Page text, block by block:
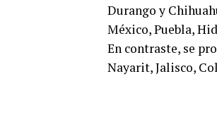
Durango y
México, Puebla,
En contraste, se
Nayarit, Jalisco,